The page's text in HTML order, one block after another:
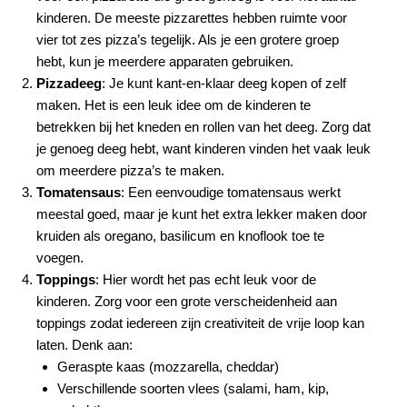
kinderen. De meeste pizzarettes hebben ruimte voor
vier tot zes pizza’s tegelijk. Als je een grotere groep
hebt, kun je meerdere apparaten gebruiken.
Pizzadeeg: Je kunt kant-en-klaar deeg kopen of zelf
maken. Het is een leuk idee om de kinderen te
betrekken bij het kneden en rollen van het deeg. Zorg dat
je genoeg deeg hebt, want kinderen vinden het vaak leuk
om meerdere pizza’s te maken.
Tomatensaus: Een eenvoudige tomatensaus werkt
meestal goed, maar je kunt het extra lekker maken door
kruiden als oregano, basilicum en knoflook toe te
voegen.
Toppings: Hier wordt het pas echt leuk voor de
kinderen. Zorg voor een grote verscheidenheid aan
toppings zodat iedereen zijn creativiteit de vrije loop kan
laten. Denk aan:
Geraspte kaas (mozzarella, cheddar)
Verschillende soorten vlees (salami, ham, kip,